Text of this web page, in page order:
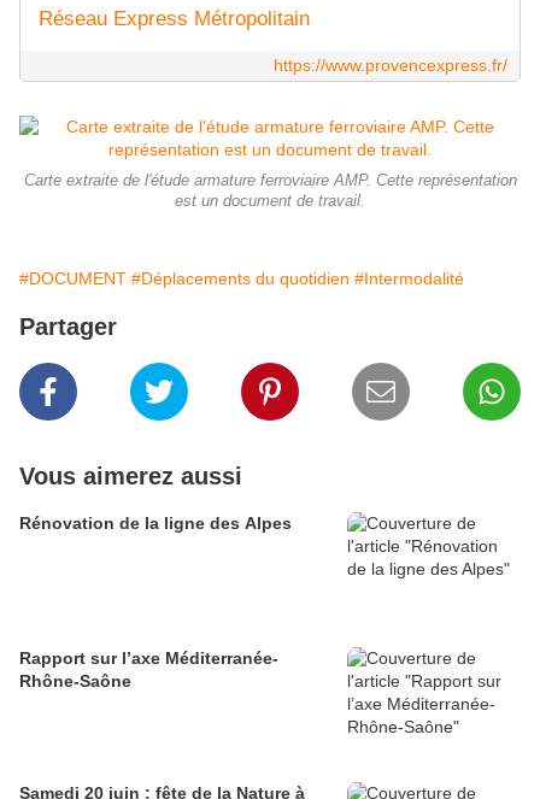
Réseau Express Métropolitain
https://www.provencexpress.fr/
Carte extraite de l'étude armature ferroviaire AMP. Cette représentation
est un document de travail.
#DOCUMENT #Déplacements du quotidien #Intermodalité
Partager
Vous aimerez aussi
Rénovation de la ligne des Alpes
Rapport sur l’axe Méditerranée-
Rhône-Saône
Samedi 20 juin : fête de la Nature à